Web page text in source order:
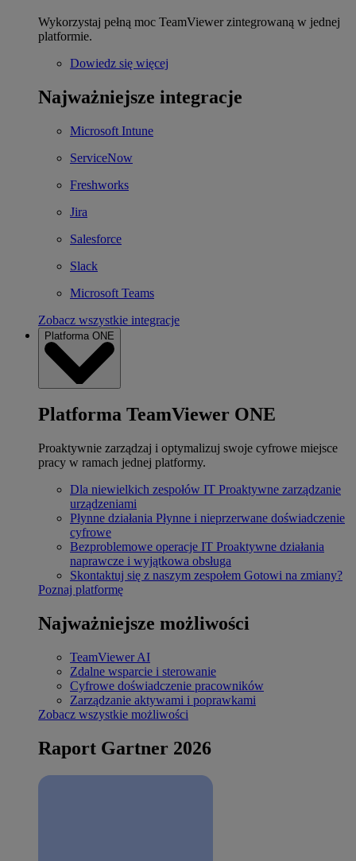
Wykorzystaj pełną moc TeamViewer zintegrowaną w jednej
platformie.
Dowiedz się więcej
Najważniejsze integracje
Microsoft Intune
ServiceNow
Freshworks
Jira
Salesforce
Slack
Microsoft Teams
Zobacz wszystkie integracje
Platforma ONE
Platforma TeamViewer ONE
Proaktywnie zarządzaj i optymalizuj swoje cyfrowe miejsce
pracy w ramach jednej platformy.
Dla niewielkich zespołów IT Proaktywne zarządzanie
urządzeniami
Płynne działania Płynne i nieprzerwane doświadczenie
cyfrowe
Bezproblemowe operacje IT Proaktywne działania
naprawcze i wyjątkowa obsługa
Skontaktuj się z naszym zespołem Gotowi na zmiany?
Poznaj platformę
Najważniejsze możliwości
TeamViewer AI
Zdalne wsparcie i sterowanie
Cyfrowe doświadczenie pracowników
Zarządzanie aktywami i poprawkami
Zobacz wszystkie możliwości
Raport Gartner 2026